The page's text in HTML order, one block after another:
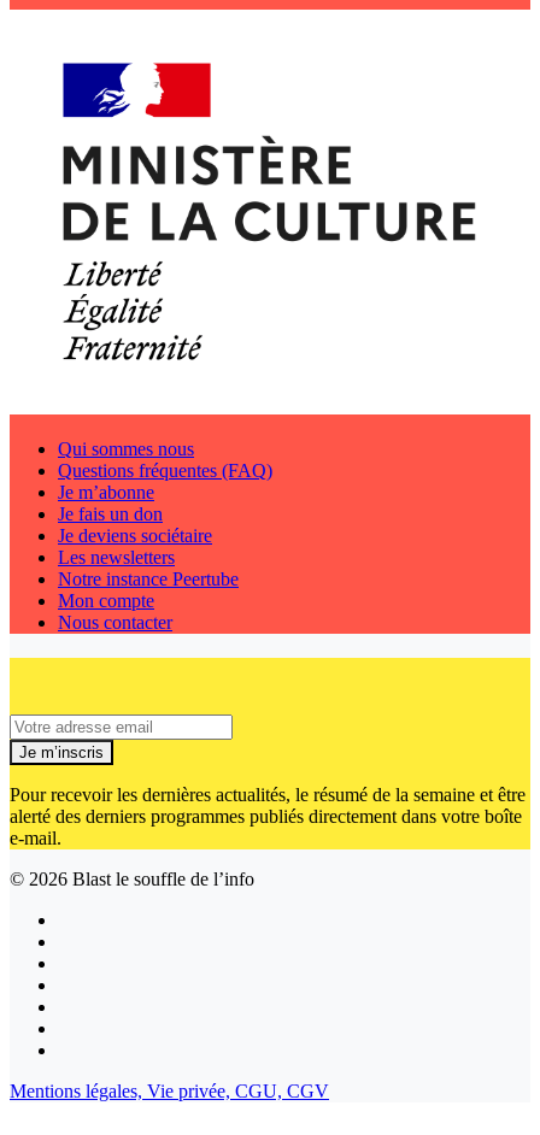
Qui sommes nous
Questions fréquentes (FAQ)
Je m’abonne
Je fais un don
Je deviens sociétaire
Les newsletters
Notre instance Peertube
Mon compte
Nous contacter
Je m’inscris
Pour recevoir les dernières actualités, le résumé de la semaine et être
alerté des derniers programmes publiés directement dans votre boîte
e-mail.
© 2026 Blast le souffle de l’info
Mentions légales, Vie privée, CGU, CGV